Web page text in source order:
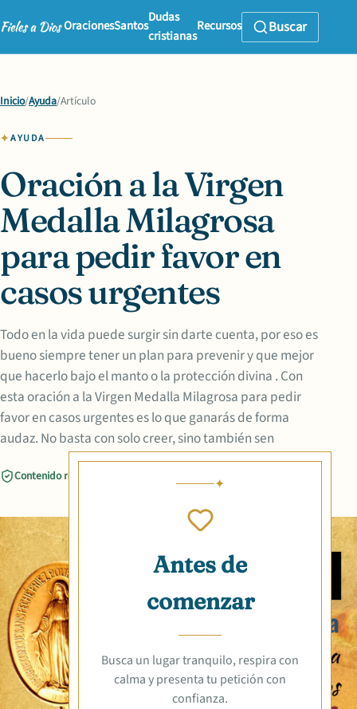
OracionesSantos
Dudas
cristianas
Recursos Buscar
Inicio/Ayuda/Artículo
AYUDA
Oración a la Virgen
Medalla Milagrosa
para pedir favor en
casos urgentes
Todo en la vida puede surgir sin darte cuenta, por eso es
bueno siempre tener un plan para prevenir y que mejor
que hacerlo bajo el manto o la protección divina . Con
esta oración a la Virgen Medalla Milagrosa para pedir
favor en casos urgentes es lo que ganarás de forma
audaz. No basta con solo creer, sino también sen
Contenido revisado
Antes de
comenzar
Busca un lugar tranquilo, respira con
calma y presenta tu petición con
confianza.